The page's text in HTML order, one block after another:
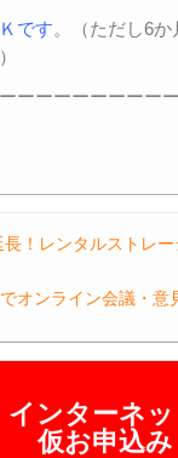
インターネッ
仮お申込み
です。（ただし6
ーーーーーーーー
！レンタルストレ
オンライン会議・意